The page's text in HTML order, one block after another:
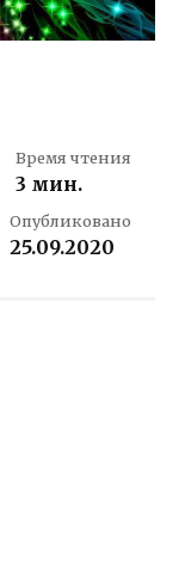
Время чтения
3 мин.
Опубликовано
25.09.2020